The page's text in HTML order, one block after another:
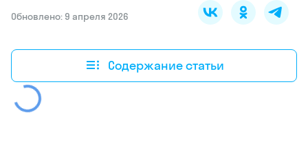
Обновлено: 9 апреля 2026
Содержание статьи